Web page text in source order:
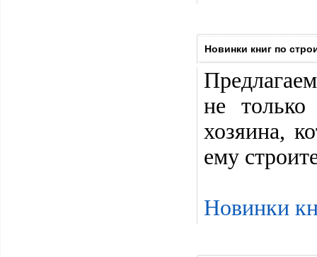
Новинки книг по
не
хозяина,
ему
Новинки